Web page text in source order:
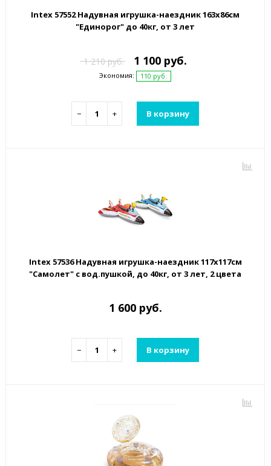
Intex 57552 Надувная игрушка-наездник 163х86см
"Единорог" до 40кг, от 3 лет
1 210 руб. 1 100 руб.
Экономия: 110 руб.
− + В корзину
Intex 57536 Надувная игрушка-наездник 117х117см
"Самолет" с вод.пушкой, до 40кг, от 3 лет, 2 цвета
1 600 руб.
− + В корзину